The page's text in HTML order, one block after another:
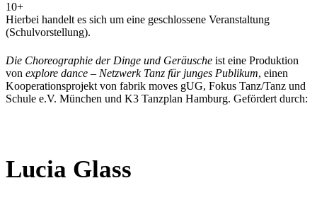
10+
Hierbei handelt es sich um eine geschlossene Veranstaltung
(Schulvorstellung).
Die Choreographie der Dinge und Geräusche ist eine Produktion
von explore dance – Netzwerk Tanz für junges Publikum, einen
Kooperationsprojekt von fabrik moves gUG, Fokus Tanz/Tanz und
Schule e.V. München und K3 Tanzplan Hamburg. Gefördert durch:
Lucia Glass